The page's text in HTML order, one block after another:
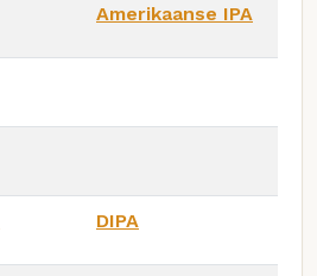
Amerikaanse IPA
DIPA